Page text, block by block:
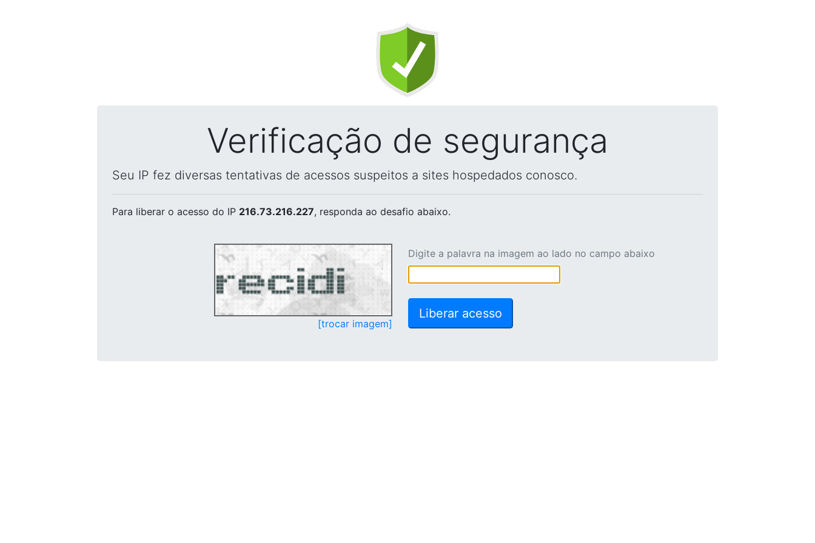
Verificação de segurança
Seu IP fez diversas tentativas de acessos suspeitos a sites hospedados conosco.
Para liberar o acesso do IP 216.73.216.227, responda ao desafio abaixo.
[trocar imagem]
Digite a palavra na imagem ao lado no campo abaixo